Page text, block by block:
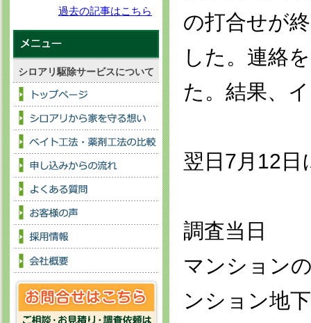
過去の記事はこちら
シロアリ駆除サービスについて
の打合せが
した。連絡
た。結果、
翌日7月12日
調査当日
マンション
ンション地